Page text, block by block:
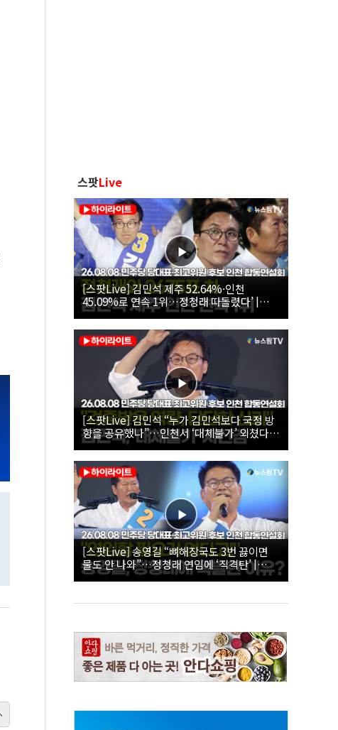
스팟Live
[스팟Live] 김민석 제주 52.64%·인천
45.09%로 연속 1위…정청래 따돌렸다’ |
26.08.08 더불어민주당 당대표·최고위원 후
보 인천 합동연설회
[스팟Live] 김민석 “누가 김민석보다 국정 방
향을 공유했나”…인천서 ‘대체불가’ 외쳤다 |
26.08.08 더불어민주당 당대표·최고위원 후
보 인천 합동연설회
[스팟Live] 송영길 “뼈해장국도 3번 끓이면
물도 안 나와”…정청래 연임에 ‘직격탄’ |
26.08.08 더불어민주당 당대표·최고위원 후